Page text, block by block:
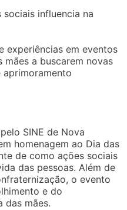
influencia na
experiências em eventos
a buscarem novas
SINE de Nova
homenagem ao Dia das
de como ações sociais
das pessoas. Além de
o evento
e do
das mães.